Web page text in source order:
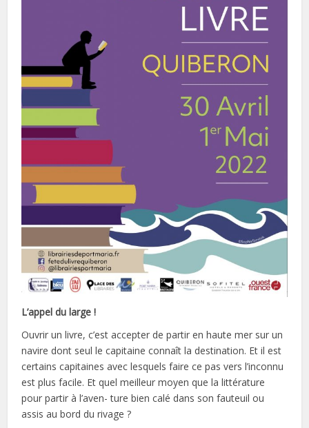
L’appel du large !
Ouvrir un livre, c’est accepter de partir en haute mer sur un
navire dont seul le capitaine connaît la destination. Et il est
certains capitaines avec lesquels faire ce pas vers l’inconnu
est plus facile. Et quel meilleur moyen que la littérature
pour partir à l’aven- ture bien calé dans son fauteuil ou
assis au bord du rivage ?